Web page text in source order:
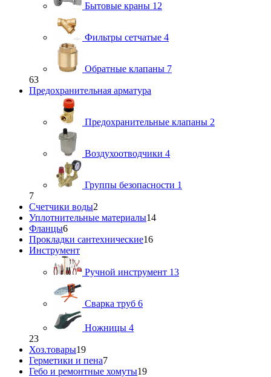
Бытовые краны 12
Фильтры сетчатые 4
Обратные клапаны 7
63
Предохранительная арматура
Предохранительные клапаны 2
Воздухоотводчики 4
Группы безопасности 1
7
Счетчики воды2
Уплотнительные материалы14
Фланцы6
Прокладки сантехнические16
Инструмент
Ручной инструмент 13
Сварка труб 6
Ножницы 4
23
Хоз.товары19
Герметики и пена7
Гебо и ремонтные хомуты19